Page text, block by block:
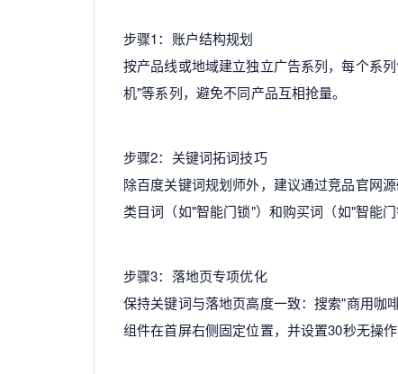
步骤1：账户结构规划
按产品线或地域建立独立广告系列，每个系
机"等系列，避免不同产品互相抢量。
步骤2：关键词拓词技巧
除百度关键词规划师外，建议通过竞品官网
类目词（如"智能门锁"）和购买词（如"智能
步骤3：落地页专项优化
保持关键词与落地页高度一致：搜索"商用咖
组件在首屏右侧固定位置，并设置30秒无操作